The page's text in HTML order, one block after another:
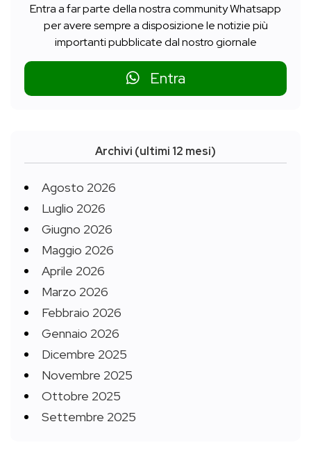
Entra a far parte della nostra community Whatsapp
per avere sempre a disposizione le notizie più
importanti pubblicate dal nostro giornale
Entra
Archivi (ultimi 12 mesi)
Agosto 2026
Luglio 2026
Giugno 2026
Maggio 2026
Aprile 2026
Marzo 2026
Febbraio 2026
Gennaio 2026
Dicembre 2025
Novembre 2025
Ottobre 2025
Settembre 2025